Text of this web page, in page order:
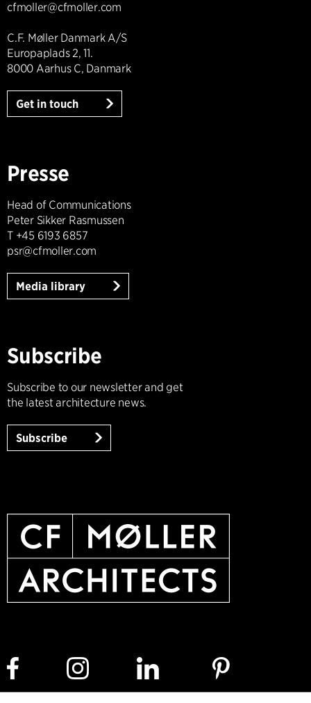
cfmoller@cfmoller.com
C.F. Møller Danmark A/S
Europaplads 2, 11.
8000 Aarhus C, Danmark
Get in touch
Presse
Head of Communications
Peter Sikker Rasmussen
T +45 6193 6857
psr@cfmoller.com
Media library
Subscribe
Subscribe to our newsletter and get
the latest architecture news.
Subscribe